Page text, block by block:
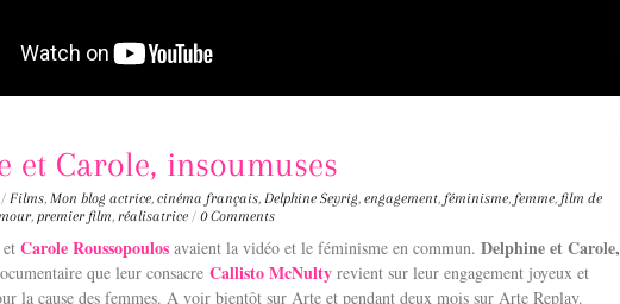
et Carole, insoumuses
/ Films, Mon blog actrice, cinéma français, Delphine Seyrig, engagement, féminisme, femme, film de
, premier film, réalisatrice / 0 Comments
et Carole Roussopoulos avaient la vidéo et le féminisme en commun. Delphine et Carole,
que leur consacre Callisto McNulty revient sur leur engagement joyeux et
la cause des femmes. A voir bientôt sur Arte et pendant deux mois sur Arte Replay.